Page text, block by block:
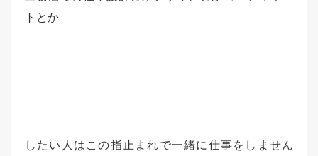
トとか
したい人はこの指止まれで一緒に仕事をしません